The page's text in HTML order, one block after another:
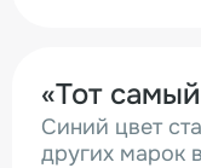
«Тот
Синий цвет
других марок